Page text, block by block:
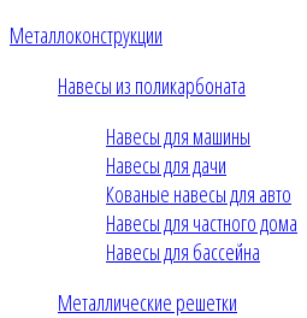
Металлоконструкции
Навесы из поликарбоната
Навесы для машины
Навесы для дачи
Кованые навесы для авто
Навесы для частного дома
Навесы для бассейна
Металлические решетки